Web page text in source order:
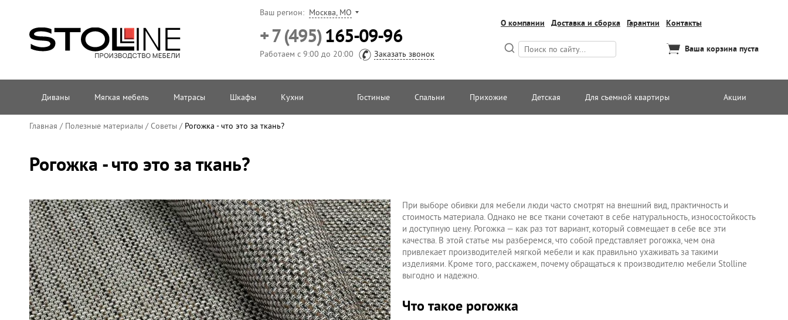
Ваш регион: Москва, МО
+ 7 (495)165-09-96
Работаем с 9:00 до 20:00 Заказать звонок
О компании Доставка и сборка Гарантии Контакты
Ваша корзина пуста
Диваны Мягкая мебель Матрасы Шкафы Кухни Гостиные Спальни Прихожие Детская Для съемной квартиры Акции
Главная / Полезные материалы /Советы / Рогожка - что это за ткань?
Рогожка - что это за ткань?
При выборе обивки для мебели люди часто смотрят на внешний вид, практичность и
стоимость материала. Однако не все ткани сочетают в себе натуральность, износостойкость
и доступную цену. Рогожка — как раз тот вариант, который совмещает в себе все эти
качества. В этой статье мы разберемся, что собой представляет рогожка, чем она
привлекает производителей мягкой мебели и как правильно ухаживать за такими
изделиями. Кроме того, расскажем, почему обращаться к производителю мебели Stolline
выгодно и надежно.
Что такое рогожка